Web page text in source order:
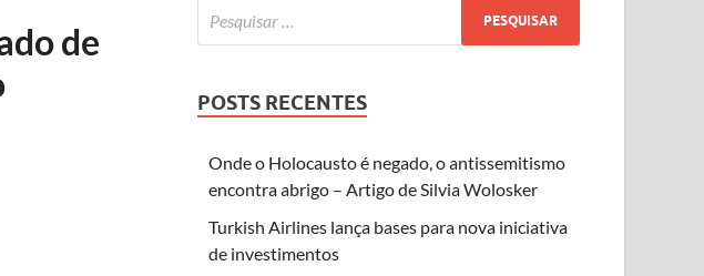
de
POSTS RECENTES
Onde o Holocausto é negado, o antissemitismo
encontra abrigo – Artigo de Silvia Wolosker
Turkish Airlines lança bases para nova iniciativa
de investimentos